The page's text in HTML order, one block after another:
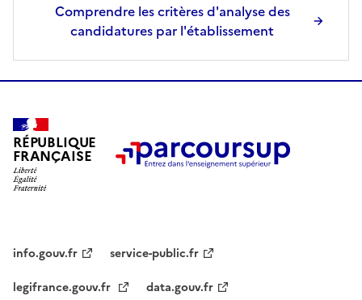
Comprendre les critères d'analyse des
candidatures par l'établissement
RÉPUBLIQUE
FRANÇAISE
info.gouv.fr
service-public.fr
legifrance.gouv.fr
data.gouv.fr